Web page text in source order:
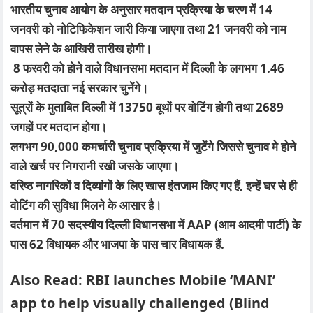
भारतीय चुनाव आयोग के अनुसार मतदान प्रक्रिया के चरण में 14
जनवरी को नोटिफिकेशन जारी किया जाएगा तथा 21 जनवरी को नाम
वापस लेने के आखिरी तारीख होगी।
8 फरवरी को होने वाले विधानसभा मतदान में दिल्ली के लगभग 1.46
करोड़ मतदाता नई सरकार चुनेंगे।
सूत्रों के मुताबित दिल्ली में 13750 बूथों पर वोटिंग होगी तथा 2689
जगहों पर मतदान होगा।
लगभग 90,000 कमर्चारी चुनाव प्रक्रिया में जुटेंगे जिससे चुनाव मे होने
वाले खर्च पर निगरानी रखी जसके जाएगा।
वरिष्ठ नागरिकों व दिव्यांगों के लिए खास इंतजाम किए गए हैं, इन्हें घर से ही
वोटिंग की सुविधा मिलने के आसार है।
वर्तमान में 70 सदस्यीय दिल्ली विधानसभा में AAP (आम आदमी पार्टी) के
पास 62 विधायक और भाजपा के पास चार विधायक हैं.
Also Read: RBI launches Mobile ‘MANI’
app to help visually challenged (Blind